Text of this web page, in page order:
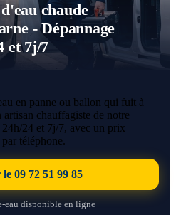
chaude
- Dépannage
et 7j/7
en panne ou ballon qui fuit à
chauffagiste de notre
24 et 7j/7, avec un prix
téléphone.
09 72 51 99 85
eau disponible en ligne